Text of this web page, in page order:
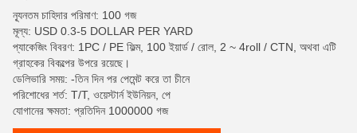
ন্যূনতম চাহিদার পরিমাণ: 100 গজ
মূল্য: USD 0.3-5 DOLLAR PER YARD
প্যাকেজিং বিবরণ: 1PC / PE ফিল্ম, 100 ইয়ার্ড / রোল, 2 ~ 4roll / CTN, অথবা এটি
গ্রাহকের বিকল্পের উপরে রয়েছে।
ডেলিভারি সময়: -তিন দিন পর পেমেন্ট করে তা চীনে
পরিশোধের শর্ত: T/T, ওয়েস্টার্ন ইউনিয়ন, পে
যোগানের ক্ষমতা: প্রতিদিন 1000000 গজ